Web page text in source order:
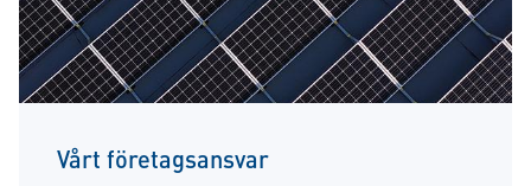
Vårt företagsansvar